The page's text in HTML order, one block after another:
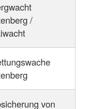
/
von